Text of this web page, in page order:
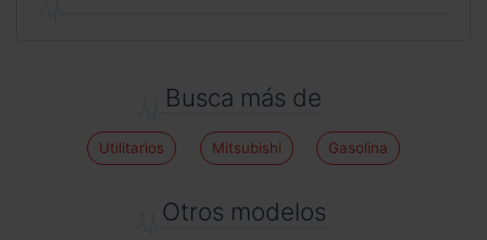
Busca más de
Utilitarios Mitsubishi Gasolina
Otros modelos